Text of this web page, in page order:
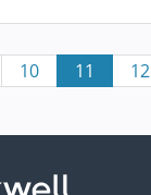
10 11 12